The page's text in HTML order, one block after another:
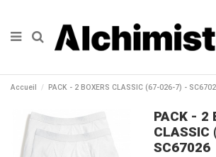
Accueil PACK - 2 BOXERS CLASSIC (67-026-7) -
PACK - 2
SC67026